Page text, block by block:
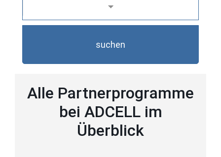
suchen
Alle Partnerprogramme
bei ADCELL im
Überblick